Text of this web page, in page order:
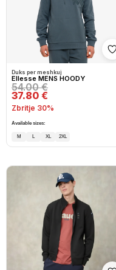
Duks per meshkuj
Ellesse MENS HOODY
54.00 €
37.80 €
Zbritje 30%
Available sizes:
M L XL 2XL